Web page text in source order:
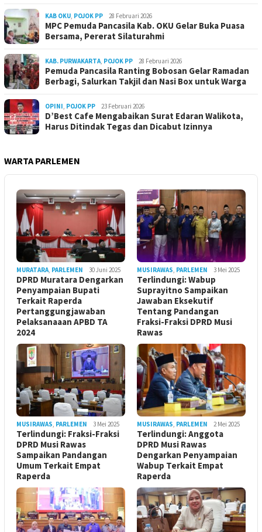
KAB OKU, POJOK PP 28 Februari 2026
MPC Pemuda Pancasila Kab. OKU Gelar Buka Puasa
Bersama, Pererat Silaturahmi
KAB. PURWAKARTA, POJOK PP 28 Februari 2026
Pemuda Pancasila Ranting Bobosan Gelar Ramadan
Berbagi, Salurkan Takjil dan Nasi Box untuk Warga
OPINI, POJOK PP 23 Februari 2026
D’Best Cafe Mengabaikan Surat Edaran Walikota,
Harus Ditindak Tegas dan Dicabut Izinnya
WARTA PARLEMEN
MURATARA, PARLEMEN 30 Juni 2025
DPRD Muratara Dengarkan
Penyampaian Bupati
Terkait Raperda
Pertanggungjawaban
Pelaksanaaan APBD TA
2024
MUSIRAWAS, PARLEMEN 3 Mei 2025
Terlindungi: Wabup
Suprayitno Sampaikan
Jawaban Eksekutif
Tentang Pandangan
Fraksi-Fraksi DPRD Musi
Rawas
MUSIRAWAS, PARLEMEN 3 Mei 2025
Terlindungi: Fraksi-Fraksi
DPRD Musi Rawas
Sampaikan Pandangan
Umum Terkait Empat
Raperda
MUSIRAWAS, PARLEMEN 2 Mei 2025
Terlindungi: Anggota
DPRD Musi Rawas
Dengarkan Penyampaian
Wabup Terkait Empat
Raperda